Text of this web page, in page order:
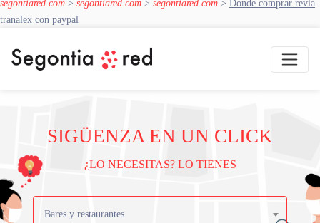
segontiared.com > segontiared.com > segontiared.com > Donde comprar revia
tranalex con paypal
SIGÜENZA EN UN CLICK
¿LO NECESITAS? LO TIENES
Bares y restaurantes